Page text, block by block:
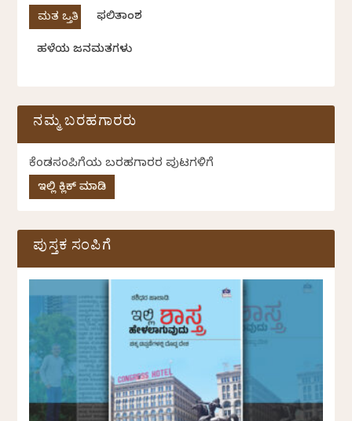
ಫಲಿತಾಂಶ
ಹಳೆಯ ಜನಮತಗಳು
ನಮ್ಮ ಬರಹಗಾರರು
ಕೆಂಡಸಂಪಿಗೆಯ ಬರಹಗಾರರ ಪುಟಗಳಿಗೆ
ಇಲ್ಲಿ ಕ್ಲಿಕ್ ಮಾಡಿ
ಪುಸ್ತಕ ಸಂಪಿಗೆ